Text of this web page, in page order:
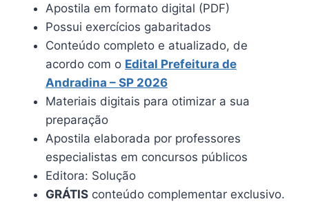
Apostila em formato digital (PDF)
Possui exercícios gabaritados
Conteúdo completo e atualizado, de
acordo com o Edital Prefeitura de
Andradina – SP 2026
Materiais digitais para otimizar a sua
preparação
Apostila elaborada por professores
especialistas em concursos públicos
Editora: Solução
GRÁTIS conteúdo complementar exclusivo.